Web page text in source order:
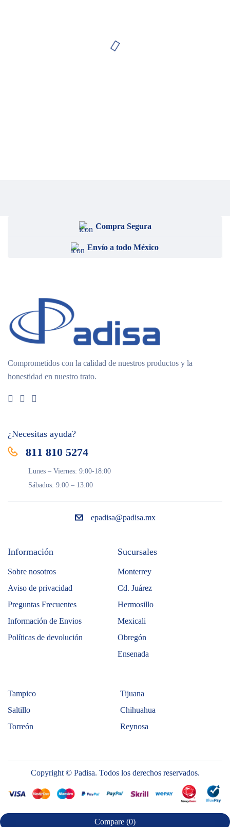
Compra Segura
Envío a todo México
Comprometidos con la calidad de nuestros productos y la
honestidad en nuestro trato.
¿Necesitas ayuda?
811 810 5274
Lunes – Viernes: 9:00-18:00
Sábados: 9:00 – 13:00
epadisa@padisa.mx
Información
Sobre nosotros
Aviso de privacidad
Preguntas Frecuentes
Información de Envios
Políticas de devolución
Sucursales
Monterrey
Cd. Juárez
Hermosillo
Mexicali
Obregón
Ensenada
Tampico
Tijuana
Saltillo
Chihuahua
Torreón
Reynosa
Copyright © Padisa. Todos los derechos reservados.
Compare (0)